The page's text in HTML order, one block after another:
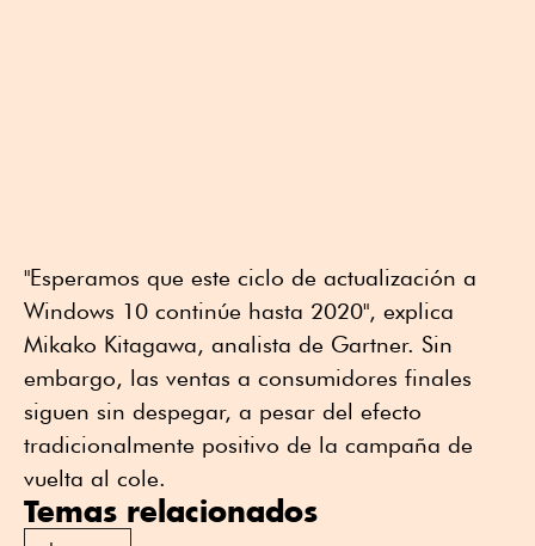
"Esperamos que este ciclo de actualización a
Windows 10 continúe hasta 2020", explica
Mikako Kitagawa, analista de Gartner. Sin
embargo, las ventas a consumidores finales
siguen sin despegar, a pesar del efecto
tradicionalmente positivo de la campaña de
vuelta al cole.
Temas relacionados